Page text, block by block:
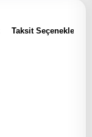
Taksit Seçenekleri